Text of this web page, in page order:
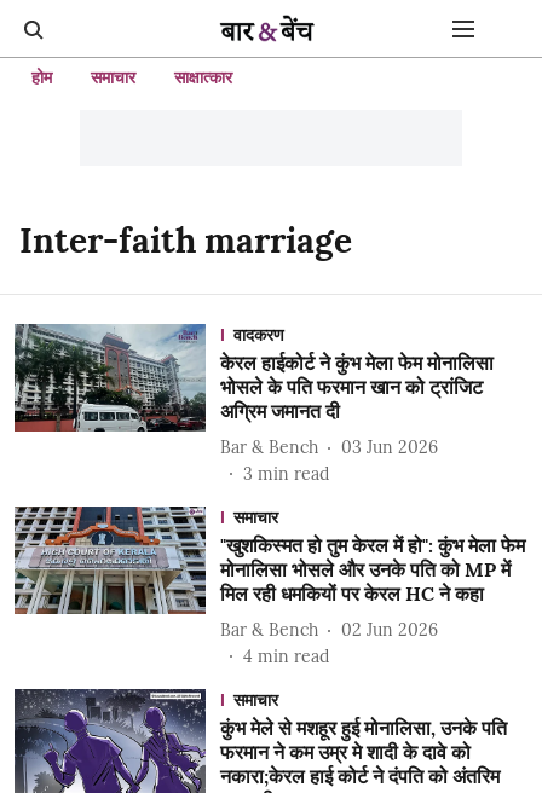
होम समाचार साक्षात्कार
Inter-faith marriage
वादकरण
केरल हाईकोर्ट ने कुंभ मेला फेम मोनालिसा
भोसले के पति फरमान खान को ट्रांजिट
अग्रिम जमानत दी
Bar & Bench
03 Jun 2026
3 min read
समाचार
"खुशकिस्मत हो तुम केरल में हो": कुंभ मेला फेम
मोनालिसा भोसले और उनके पति को MP में
मिल रही धमकियों पर केरल HC ने कहा
Bar & Bench
02 Jun 2026
4 min read
समाचार
कुंभ मेले से मशहूर हुई मोनालिसा, उनके पति
फरमान ने कम उम्र मे शादी के दावे को
नकारा;केरल हाई कोर्ट ने दंपति को अंतरिम